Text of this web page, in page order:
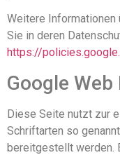
Weitere Informationen
Sie in deren
https://
Google Web
Diese Seite nutzt zur
Schriftarten so
bereitgestellt werden.